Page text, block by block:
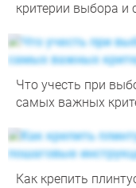
критерии выбора
Что учесть при
самых важных
Как крепить